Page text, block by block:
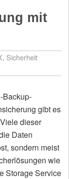
mit
, Sicherheit
Backup-
gibt es
dieser
Daten
sondern meist
wie
Storage Service